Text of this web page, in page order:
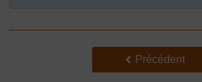
Précédent
Précédent